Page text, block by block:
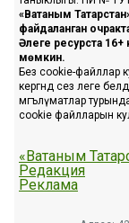
«Ватаным
файдаланган
Әлеге ресурста 16+
мөмкин.
Без cookie-файллар
кергәндә сез әлеге
мәгълүматлар
cookie файлларын
«Ватаным
Редакция
Реклама